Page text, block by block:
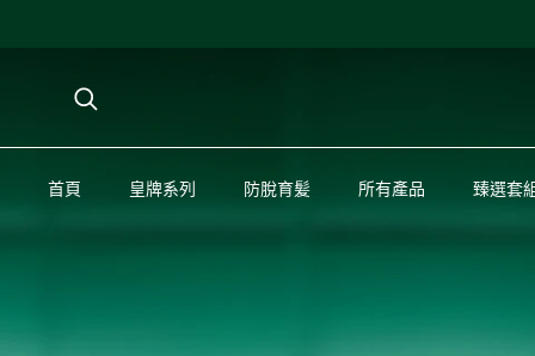
首頁 皇牌系列 防脫育髪 所有產品 臻選套
首頁 皇牌系列 防脫育髪 所有產品 臻選套